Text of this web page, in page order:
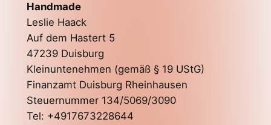
Handmade
Leslie Haack
Auf dem Hastert 5
47239 Duisburg
Kleinuntenehmen (gemäß § 19 UStG)
Finanzamt Duisburg Rheinhausen
Steuernummer 134/5069/3090
Tel: +4917673228644